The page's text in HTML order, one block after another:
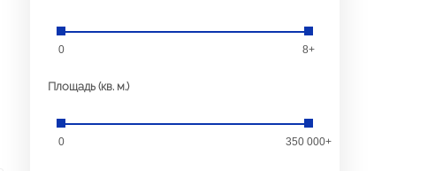
0 8+
Площадь (кв. м.)
0 350 000+